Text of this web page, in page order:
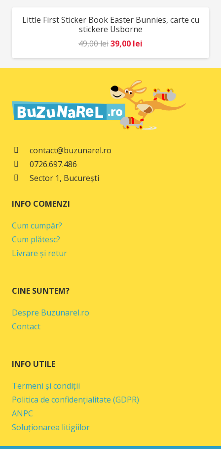
98,00 lei.
REDUCERI!
Little First Sticker Book Easter Bunnies, carte cu
stickere Usborne
49,00leiPrețul
inițial
a
fost:
49,00 lei.
39,00 lei
curent
este:
39,00 lei.
contact@buzunarel.ro
0726.697.486
Sector 1, București
INFO COMENZI
Cum cumpăr?
Cum plătesc?
Livrare și retur
CINE SUNTEM?
Despre Buzunarel.ro
Contact
INFO UTILE
Termeni și condiții
Politica de confidențialitate (GDPR)
ANPC
Soluționarea litigiilor